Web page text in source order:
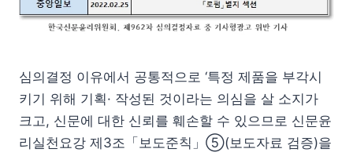
심의결정 이유에서 공통적으로 ‘특정 제품을 부각시
키기 위해 기획· 작성된 것이라는 의심을 살 소지가
크고, 신문에 대한 신뢰를 훼손할 수 있으므로 신문윤
리실천요강 제3조「보도준칙」⑤(보도자료 검증)을